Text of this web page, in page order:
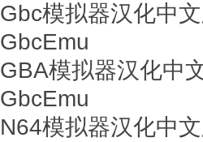
Gbc模拟器汉化中
GbcEmu
GBA模拟器汉化中
GbcEmu
N64模拟器汉化中